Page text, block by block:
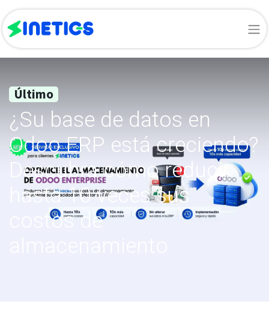
Último
¿Su base de datos en
Odoo ERP está creciendo?
Descubra cómo reducir
hasta 10 veces sus
costos de